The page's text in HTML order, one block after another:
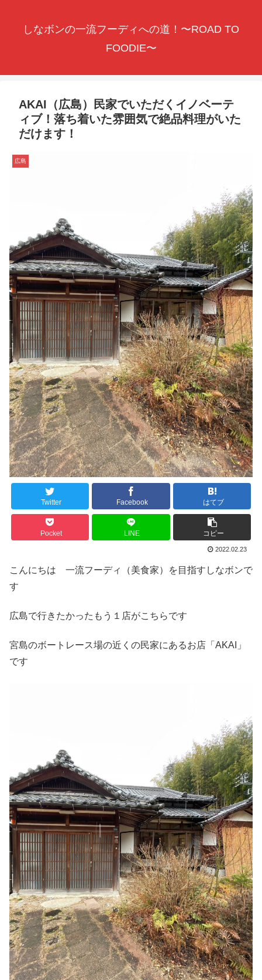
しなボンの一流フーディへの道！〜ROAD TO
FOODIE〜
AKAI（広島）民家でいただくイノベーテ
ィブ！落ち着いた雰囲気で絶品料理がいた
だけます！
広島
Twitter Facebook はてブ
Pocket LINE コピー
2022.02.23
こんにちは 一流フーディ（美食家）を目指すしなボンで
す
広島で行きたかったもう１店がこちらです
宮島のボートレース場の近くの民家にあるお店「AKAI」
です